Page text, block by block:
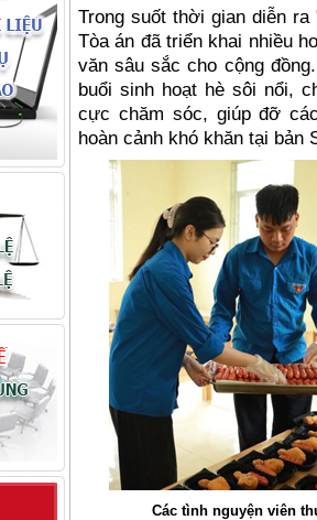
Trong suốt thời gian diễn
Tòa án đã triển khai nhiều
văn sâu sắc cho cộng
buổi sinh hoạt hè sôi nổi,
cực chăm sóc, giúp đỡ
hoàn cảnh khó khăn tại bản
Các tình nguyện viên